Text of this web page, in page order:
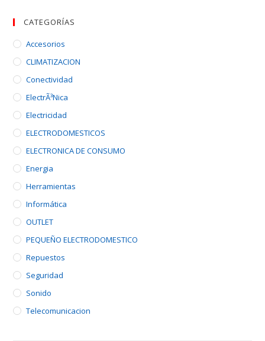
CATEGORÍAS
Accesorios
CLIMATIZACION
Conectividad
ElectrÃ³nica
Electricidad
ELECTRODOMESTICOS
ELECTRONICA DE CONSUMO
Energia
Herramientas
Informática
OUTLET
PEQUEÑO ELECTRODOMESTICO
Repuestos
Seguridad
Sonido
Telecomunicacion